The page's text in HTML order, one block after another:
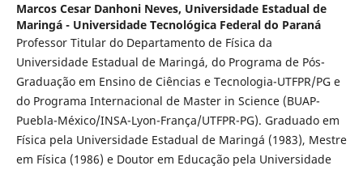
Marcos Cesar Danhoni Neves, Universidade Estadual de
Maringá - Universidade Tecnológica Federal do Paraná
Professor Titular do Departamento de Física da
Universidade Estadual de Maringá, do Programa de Pós-
Graduação em Ensino de Ciências e Tecnologia-UTFPR/PG e
do Programa Internacional de Master in Science (BUAP-
Puebla-México/INSA-Lyon-França/UTFPR-PG). Graduado em
Física pela Universidade Estadual de Maringá (1983), Mestre
em Física (1986) e Doutor em Educação pela Universidade